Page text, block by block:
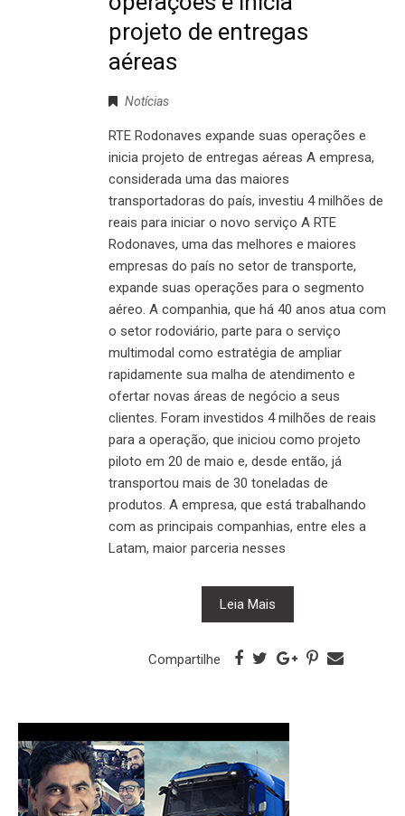
projeto de entregas
aéreas
Notícias
RTE Rodonaves expande suas operações e
inicia projeto de entregas aéreas A empresa,
considerada uma das maiores
transportadoras do país, investiu 4 milhões de
reais para iniciar o novo serviço A RTE
Rodonaves, uma das melhores e maiores
empresas do país no setor de transporte,
expande suas operações para o segmento
aéreo. A companhia, que há 40 anos atua com
o setor rodoviário, parte para o serviço
multimodal como estratégia de ampliar
rapidamente sua malha de atendimento e
ofertar novas áreas de negócio a seus
clientes. Foram investidos 4 milhões de reais
para a operação, que iniciou como projeto
piloto em 20 de maio e, desde então, já
transportou mais de 30 toneladas de
produtos. A empresa, que está trabalhando
com as principais companhias, entre eles a
Latam, maior parceria nesses
Leia Mais
Compartilhe